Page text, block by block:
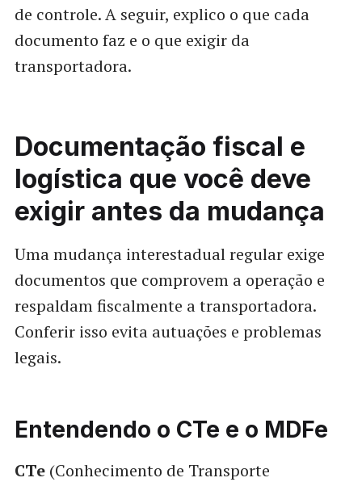
de controle. A seguir, explico o que cada
documento faz e o que exigir da
transportadora.
Documentação fiscal e
logística que você deve
exigir antes da mudança
Uma mudança interestadual regular exige
documentos que comprovem a operação e
respaldam fiscalmente a transportadora.
Conferir isso evita autuações e problemas
legais.
Entendendo o CTe e o MDFe
CTe(Conhecimento de Transporte